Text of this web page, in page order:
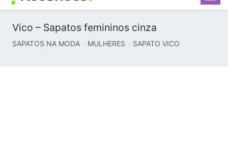
Vico – Sapatos femininos cinza
SAPATOS NA MODA MULHERES SAPATO VICO